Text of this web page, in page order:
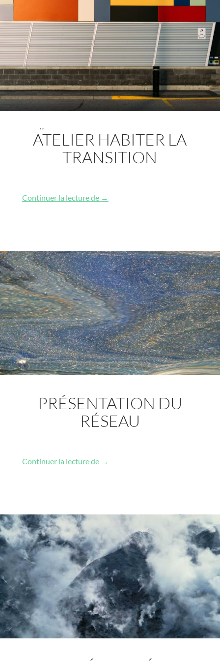
,,
ATELIER HABITER LA
TRANSITION
Continuer la lecture de Atelier HABITER LA TRANSITION
→
PRÉSENTATION DU
RÉSEAU
Continuer la lecture de Présentation du réseau
→